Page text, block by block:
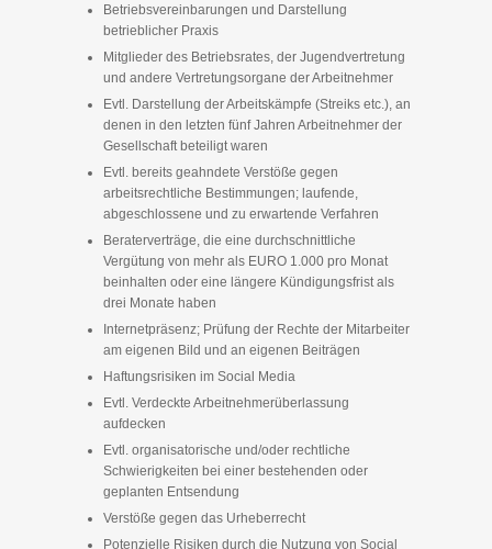
Betriebsvereinbarungen und Darstellung
betrieblicher Praxis
Mitglieder des Betriebsrates, der Jugendvertretung
und andere Vertretungsorgane der Arbeitnehmer
Evtl. Darstellung der Arbeitskämpfe (Streiks etc.), an
denen in den letzten fünf Jahren Arbeitnehmer der
Gesellschaft beteiligt waren
Evtl. bereits geahndete Verstöße gegen
arbeitsrechtliche Bestimmungen; laufende,
abgeschlossene und zu erwartende Verfahren
Beraterverträge, die eine durchschnittliche
Vergütung von mehr als EURO 1.000 pro Monat
beinhalten oder eine längere Kündigungsfrist als
drei Monate haben
Internetpräsenz; Prüfung der Rechte der Mitarbeiter
am eigenen Bild und an eigenen Beiträgen
Haftungsrisiken im Social Media
Evtl. Verdeckte Arbeitnehmerüberlassung
aufdecken
Evtl. organisatorische und/oder rechtliche
Schwierigkeiten bei einer bestehenden oder
geplanten Entsendung
Verstöße gegen das Urheberrecht
Potenzielle Risiken durch die Nutzung von Social